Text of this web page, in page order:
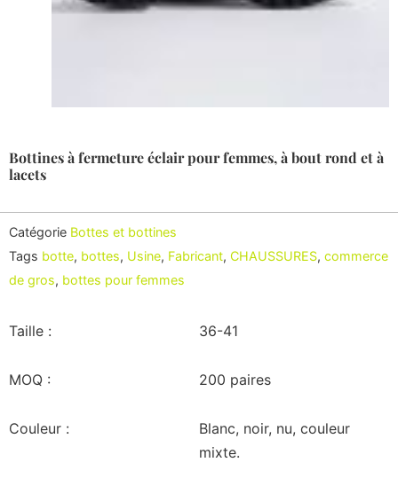
Bottines à fermeture éclair pour femmes, à bout rond et à
lacets
Catégorie Bottes et bottines
Tags botte, bottes, Usine, Fabricant, CHAUSSURES, commerce
de gros, bottes pour femmes
Taille : 36-41
MOQ : 200 paires
Couleur :
Blanc, noir, nu, couleur
mixte.